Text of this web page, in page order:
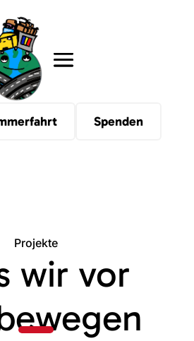
Spenden
Projekte
wir vor